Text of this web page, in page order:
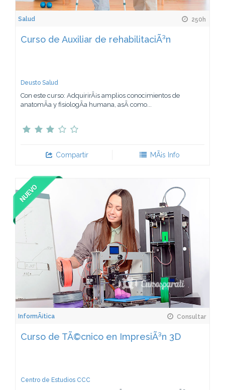
Salud 250h
Curso de Auxiliar de rehabilitaciÃ³n
Deusto Salud
Con este curso: AdquirirÃ¡s amplios conocimientos de
anatomÃ­a y fisiologÃ­a humana, asÃ­ como...
Compartir MÃ¡s Info
InformÃ¡tica Consultar
Curso de TÃ©cnico en ImpresiÃ³n 3D
Centro de Estudios CCC